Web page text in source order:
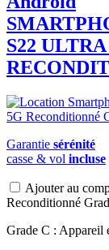
S22
Garantie sérénité
casse & vol incluse
Ajouter au
Reconditionné
Grade C : Appareil